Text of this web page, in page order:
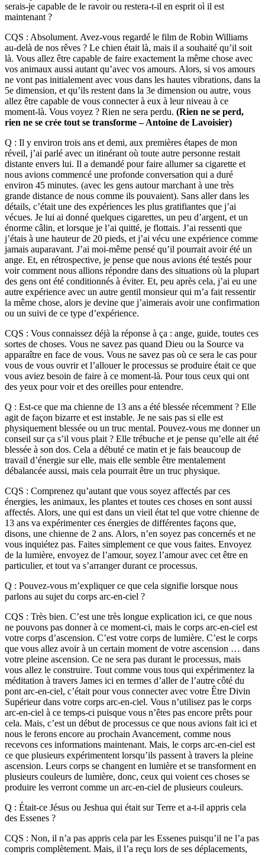
serais-je capable de le ravoir ou restera-t-il en esprit oì il est
maintenant ?
CQS : Absolument. Avez-vous regardé le film de Robin Williams
au-delà de nos rêves ? Le chien était là, mais il a souhaité qu’il soit
là. Vous allez être capable de faire exactement la même chose avec
vos animaux aussi autant qu’avec vos amours. Alors, si vos amours
ne vont pas initialement avec vous dans les hautes vibrations, dans la
5e dimension, et qu’ils restent dans la 3e dimension ou autre, vous
allez être capable de vous connecter à eux à leur niveau à ce
moment-là. Vous voyez ? Rien ne sera perdu. (Rien ne se perd,
rien ne se crée tout se transforme – Antoine de Lavoisier)
Q : Il y environ trois ans et demi, aux premières étapes de mon
réveil, j’ai parlé avec un itinérant où toute autre personne restait
distante envers lui. Il a demandé pour faire allumer sa cigarette et
nous avions commencé une profonde conversation qui a duré
environ 45 minutes. (avec les gens autour marchant à une très
grande distance de nous comme ils pouvaient). Sans aller dans les
détails, c’était une des expériences les plus gratifiantes que j’ai
vécues. Je lui ai donné quelques cigarettes, un peu d’argent, et un
énorme câlin, et lorsque je l’ai quitté, je flottais. J’ai ressenti que
j’étais à une hauteur de 20 pieds, et j’ai vécu une expérience comme
jamais auparavant. J’ai moi-même pensé qu’il pourrait avoir été un
ange. Et, en rétrospective, je pense que nous avions été testés pour
voir comment nous allions répondre dans des situations où la plupart
des gens ont été conditionnés à éviter. Et, peu après cela, j’ai eu une
autre expérience avec un autre gentil monsieur qui m’a fait ressentir
la même chose, alors je devine que j’aimerais avoir une confirmation
ou un suivi de ce type d’expérience.
CQS : Vous connaissez déjà la réponse à ça : ange, guide, toutes ces
sortes de choses. Vous ne savez pas quand Dieu ou la Source va
apparaître en face de vous. Vous ne savez pas où ce sera le cas pour
vous de vous ouvrir et l’allouer le processus se produire était ce que
vous aviez besoin de faire à ce moment-là. Pour tous ceux qui ont
des yeux pour voir et des oreilles pour entendre.
Q : Est-ce que ma chienne de 13 ans a été blessée récemment ? Elle
agit de façon bizarre et est instable. Je ne sais pas si elle est
physiquement blessée ou un truc mental. Pouvez-vous me donner un
conseil sur ça s’il vous plait ? Elle trébuche et je pense qu’elle ait été
blessée à son dos. Cela a débuté ce matin et je fais beaucoup de
travail d’énergie sur elle, mais elle semble être mentalement
débalancée aussi, mais cela pourrait être un truc physique.
CQS : Comprenez qu’autant que vous soyez affectés par ces
énergies, les animaux, les plantes et toutes ces choses en sont aussi
affectés. Alors, une qui est dans un vieil état tel que votre chienne de
13 ans va expérimenter ces énergies de différentes façons que,
disons, une chienne de 2 ans. Alors, n’en soyez pas concernés et ne
vous inquiétez pas. Faites simplement ce que vous faites. Envoyez
de la lumière, envoyez de l’amour, soyez l’amour avec cet être en
particulier, et tout va s’arranger durant ce processus.
Q : Pouvez-vous m’expliquer ce que cela signifie lorsque nous
parlons au sujet du corps arc-en-ciel ?
CQS : Très bien. C’est une très longue explication ici, ce que nous
ne pouvons pas donner à ce moment-ci, mais le corps arc-en-ciel est
votre corps d’ascension. C’est votre corps de lumière. C’est le corps
que vous allez avoir à un certain moment de votre ascension … dans
votre pleine ascension. Ce ne sera pas durant le processus, mais
vous allez le construire. Tout comme vous tous qui expérimentez la
méditation à travers James ici en termes d’aller de l’autre côté du
pont arc-en-ciel, c’était pour vous connecter avec votre Être Divin
Supérieur dans votre corps arc-en-ciel. Vous n’utilisez pas le corps
arc-en-ciel à ce temps-ci puisque vous n’êtes pas encore prêts pour
cela. Mais, c’est un début de processus ce que nous avions fait ici et
nous le ferons encore au prochain Avancement, comme nous
recevons ces informations maintenant. Mais, le corps arc-en-ciel est
ce que plusieurs expérimentent lorsqu’ils passent à travers la pleine
ascension. Leurs corps se changent en lumière et se transforment en
plusieurs couleurs de lumière, donc, ceux qui voient ces choses se
produire les verront comme un arc-en-ciel de plusieurs couleurs.
Q : Était-ce Jésus ou Jeshua qui était sur Terre et a-t-il appris cela
des Essenes ?
CQS : Non, il n’a pas appris cela par les Essenes puisqu’il ne l’a pas
compris complètement. Mais, il l’a reçu lors de ses déplacements,